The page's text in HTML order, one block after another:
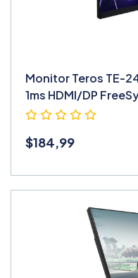
Monitor Teros TE-
1ms HDMI/DP
$184,99